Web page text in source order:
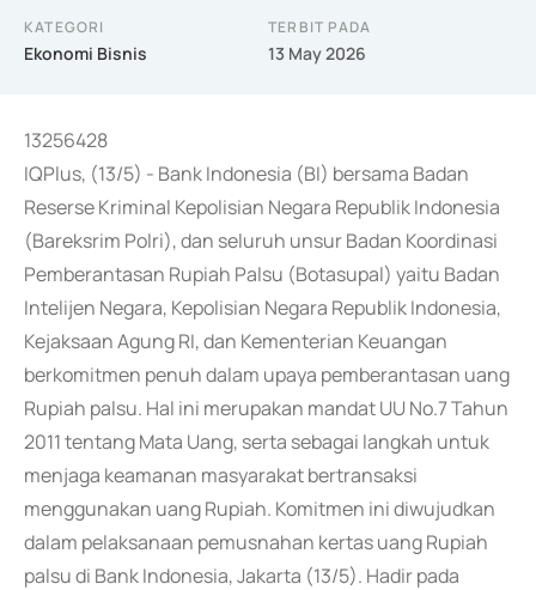
KATEGORI
Ekonomi Bisnis
TERBIT PADA
13 May 2026
13256428
IQPlus, (13/5) - Bank Indonesia (BI) bersama Badan
Reserse Kriminal Kepolisian Negara Republik Indonesia
(Bareksrim Polri), dan seluruh unsur Badan Koordinasi
Pemberantasan Rupiah Palsu (Botasupal) yaitu Badan
Intelijen Negara, Kepolisian Negara Republik Indonesia,
Kejaksaan Agung RI, dan Kementerian Keuangan
berkomitmen penuh dalam upaya pemberantasan uang
Rupiah palsu. Hal ini merupakan mandat UU No.7 Tahun
2011 tentang Mata Uang, serta sebagai langkah untuk
menjaga keamanan masyarakat bertransaksi
menggunakan uang Rupiah. Komitmen ini diwujudkan
dalam pelaksanaan pemusnahan kertas uang Rupiah
palsu di Bank Indonesia, Jakarta (13/5). Hadir pada